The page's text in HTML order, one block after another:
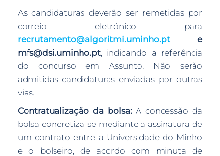
As candidaturas deverão ser remetidas por
correio eletrónico para
recrutamento@algoritmi.uminho.pte
mfs@dsi.uminho.pt, indicando a referência
do concurso em Assunto. Não serão
admitidas candidaturas enviadas por outras
vias.
Contratualização da bolsa:A concessão da
bolsa concretiza-se mediante a assinatura de
um contrato entre a Universidade do Minho
e o bolseiro, de acordo com minuta de